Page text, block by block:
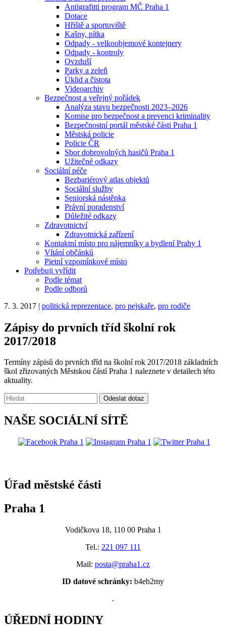
Antigrafitti program MČ Praha 1
Dotace
Hřiště a sportoviště
Kašny, pítka
Odpady - velkoobjemové kontejnery
Odpady - kontroly
Ovzduší
Parky a zeleň
Úklid a čistota
Videoarchiv
Bezpečnost a veřejný pořádek
Analýza stavu bezpečnosti 2023–2026
Komise pro bezpečnost a prevenci kriminality
Bezpečnostní portál městské části Praha 1
Městská policie
Policie ČR
Sbor dobrovolných hasičů Praha 1
Užitečné odkazy
Sociální péče
Bezbariérový atlas objektů
Sociální služby
Seniorská nástěnka
Právní poradenství
Důležité odkazy
Zdravotnictví
Zdravotnická zařízení
Kontaktní místo pro nájemníky a bydlení Prahy 1
Vítání občánků
Pietní vzpomínkové místo
Potřebuji vyřídit
Podle témat
Podle odborů
7. 3. 2017 | politická reprezentace, pro pejskaře, pro rodiče
Zápisy do prvních tříd školní rok
2017/2018
Termíny zápisů do prvních tříd na školní rok 2017/2018 základních
škol zřizovaných Městskou částí Praha 1 naleznete v detailech této
aktuality.
Vyhledávání:
Odeslat dotaz
NAŠE SOCIÁLNÍ SÍTĚ
Úřad městské části
Praha 1
Vodičkova 18, 110 00 Praha 1
Tel.: 221 097 111
Mail: posta@praha1.cz
ID datové schránky: b4eb2my
.
ÚŘEDNÍ HODINY